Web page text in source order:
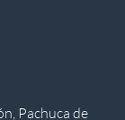
Pachuca de